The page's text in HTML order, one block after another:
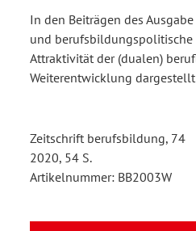
In den Beiträgen des
und berufsbildungspolitische
Attraktivität der (dualen)
Weiterentwicklung
Zeitschrift berufsbildung, 74
2020, 54 S.
Artikelnummer: BB2003W